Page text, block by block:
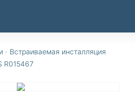
· Встраиваемая инсталляция
R015467